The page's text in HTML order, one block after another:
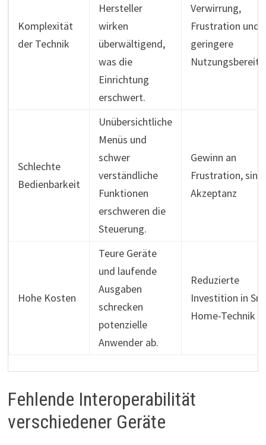
Komplexität
der Technik
Hersteller
wirken
überwältigend,
was die
Einrichtung
erschwert.
Verwirrung,
Frustration und
geringere
Schlechte
Bedienbarkeit
Unübersichtliche
Menüs und
schwer
verständliche
Funktionen
erschweren die
Steuerung.
Gewinn an
Frustration,
Akzeptanz
Hohe Kosten
Teure Geräte
und laufende
Ausgaben
schrecken
potenzielle
Anwender ab.
Reduzierte
Investition in
Home-Technik
Fehlende Interoperabilität
verschiedener Geräte